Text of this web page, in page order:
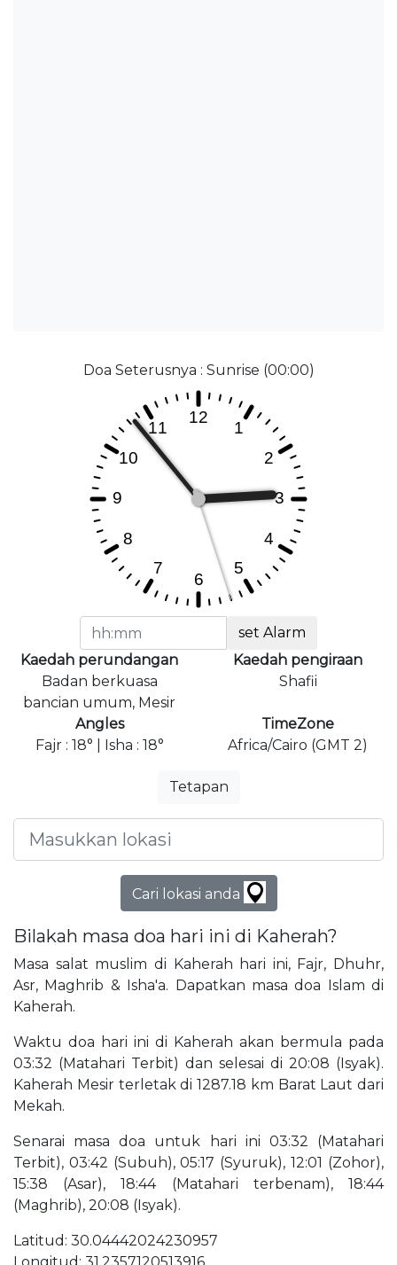
Doa Seterusnya : Sunrise (00:00)
set Alarm
Kaedah perundangan
Badan berkuasa
bancian umum, Mesir
Kaedah pengiraan
Shafii
Angles
Fajr : 18° | Isha : 18°
TimeZone
Africa/Cairo (GMT 2)
Tetapan
Cari lokasi anda
Bilakah masa doa hari ini di Kaherah?
Masa salat muslim di Kaherah hari ini, Fajr, Dhuhr,
Asr, Maghrib & Isha'a. Dapatkan masa doa Islam di
Kaherah.
Waktu doa hari ini di Kaherah akan bermula pada
03:32 (Matahari Terbit) dan selesai di 20:08 (Isyak).
Kaherah Mesir terletak di 1287.18 km Barat Laut dari
Mekah.
Senarai masa doa untuk hari ini 03:32 (Matahari
Terbit), 03:42 (Subuh), 05:17 (Syuruk), 12:01 (Zohor),
15:38 (Asar), 18:44 (Matahari terbenam), 18:44
(Maghrib), 20:08 (Isyak).
Latitud: 30.04442024230957